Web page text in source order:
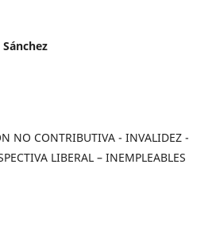
NO CONTRIBUTIVA - INVALIDEZ -
LIBERAL – INEMPLEABLES